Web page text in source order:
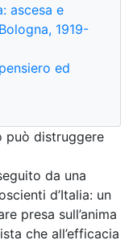
ascesa e
1919-
ed
può distruggere
da una
d’Italia: un
presa sull’anima
che all’efficacia